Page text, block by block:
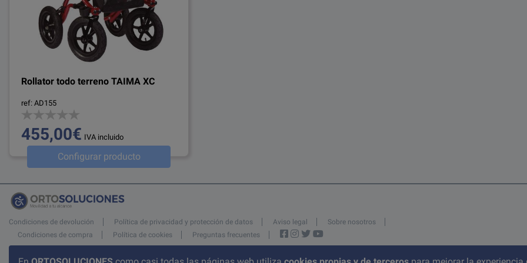
Rollator todo terreno TAIMA XC
ref: AD155
455,00€ IVA incluido
Configurar producto
Condiciones de devolución Política de privacidad y protección de datos Aviso legal
Sobre nosotros
Condiciones de compra
Política de cookies Preguntas frecuentes
Atención al cliente